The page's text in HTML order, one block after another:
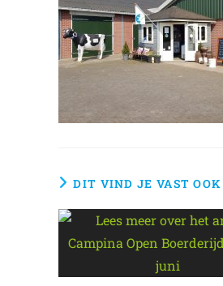
DIT VIND JE VAST